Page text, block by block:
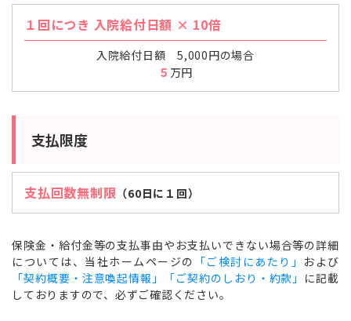
１回につき 入院給付日額 × 10倍
入院給付日額 5,000円の場合
５ 万円
支払限度
支払回数無制限 （60日に１回）
保険金・給付金等の支払事由やお支払いできない場合等の詳細
については、当社ホームページの 「ご検討にあたり」 および
「契約概要・注意喚起情報」「ご契約のしおり・約款」 に記載
しておりますので、必ずご確認ください。